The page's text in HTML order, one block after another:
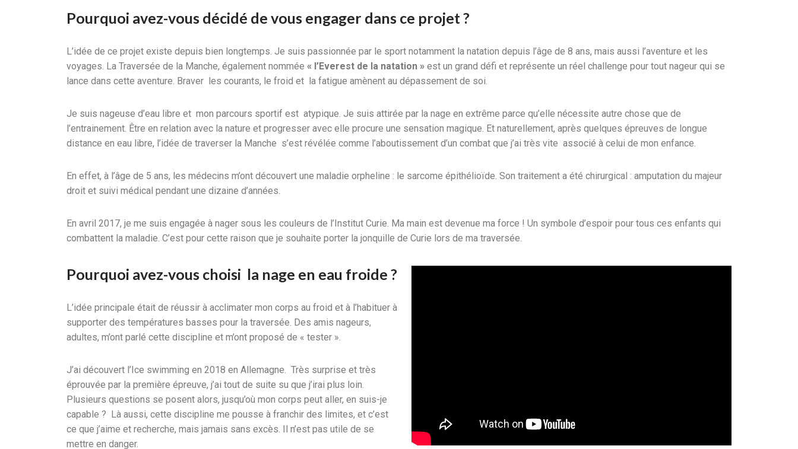
Pourquoi avez-vous décidé de vous engager dans ce projet ?
L’idée de ce projet existe depuis bien longtemps. Je suis passionnée par le sport notamment la natation depuis l’âge de 8 ans, mais aussi l’aventure et les
voyages. La Traversée de la Manche, également nommée « l’Everest de la natation » est un grand défi et représente un réel challenge pour tout nageur qui se
lance dans cette aventure. Braver les courants, le froid et la fatigue amènent au dépassement de soi.
Je suis nageuse d’eau libre et mon parcours sportif est atypique. Je suis attirée par la nage en extrême parce qu’elle nécessite autre chose que de
l’entrainement. Être en relation avec la nature et progresser avec elle procure une sensation magique. Et naturellement, après quelques épreuves de longue
distance en eau libre, l’idée de traverser la Manche s’est révélée comme l’aboutissement d’un combat que j’ai très vite associé à celui de mon enfance.
En effet, à l’âge de 5 ans, les médecins m’ont découvert une maladie orpheline : le sarcome épithélioïde. Son traitement a été chirurgical : amputation du majeur
droit et suivi médical pendant une dizaine d’années.
En avril 2017, je me suis engagée à nager sous les couleurs de l’Institut Curie. Ma main est devenue ma force ! Un symbole d’espoir pour tous ces enfants qui
combattent la maladie. C’est pour cette raison que je souhaite porter la jonquille de Curie lors de ma traversée.
Pourquoi avez-vous choisi la nage en eau froide ?
L’idée principale était de réussir à acclimater mon corps au froid et à l’habituer à
supporter des températures basses pour la traversée. Des amis nageurs,
adultes, m’ont parlé cette discipline et m’ont proposé de « tester ».
J’ai découvert l’Ice swimming en 2018 en Allemagne. Très surprise et très
éprouvée par la première épreuve, j’ai tout de suite su que j’irai plus loin.
Plusieurs questions se posent alors, jusqu’où mon corps peut aller, en suis-je
capable ? Là aussi, cette discipline me pousse à franchir des limites, et c’est
ce que j’aime et recherche, mais jamais sans excès. Il n’est pas utile de se
mettre en danger.